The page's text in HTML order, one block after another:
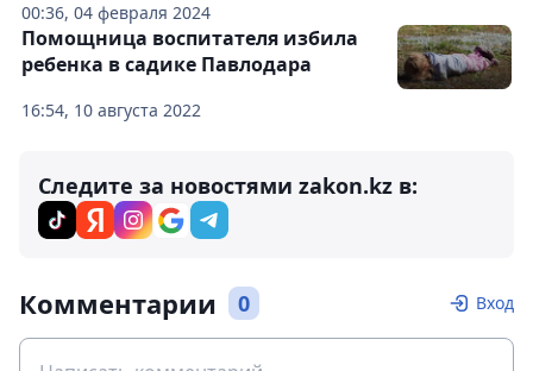
00:36, 04 февраля 2024
16:54, 10 августа 2022
Помощница воспитателя избила
ребенка в садике Павлодара
Следите за новостями zakon.kz в:
Комментарии 0 Вход